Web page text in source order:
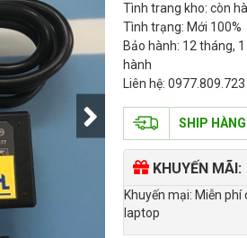
Tình trang kho: còn
Tình trạng: Mới 100%
Bảo hành: 12 tháng,
hành
Liên hệ: 0977.809.723
SHIP
KHUYẾN MÃI:
Khuyến mại: Miễn
laptop